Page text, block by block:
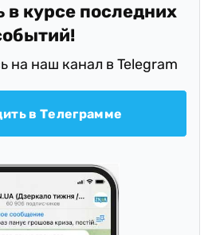
в курсе последних
на наш канал в Telegram
в Телеграмме